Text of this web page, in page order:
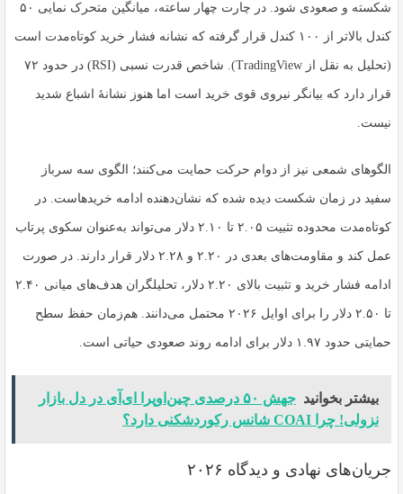
شکسته و صعودی شود. در چارت چهار ساعته، میانگین متحرک نمایی ۵۰
کندل بالاتر از ۱۰۰ کندل قرار گرفته که نشانه فشار خرید کوتاه‌مدت است
(تحلیل به نقل از TradingView). شاخص قدرت نسبی (RSI) در حدود ۷۲
قرار دارد که بیانگر نیروی قوی خرید است اما هنوز نشانهٔ اشباع شدید
نیست.
الگوهای شمعی نیز از دوام حرکت حمایت می‌کنند؛ الگوی سه سرباز
سفید در زمان شکست دیده شده که نشان‌دهنده ادامه خریدهاست. در
کوتاه‌مدت محدوده تثبیت ۲.۰۵ تا ۲.۱۰ دلار می‌تواند به‌عنوان سکوی پرتاب
عمل کند و مقاومت‌های بعدی در ۲.۲۰ و ۲.۲۸ دلار قرار دارند. در صورت
ادامه فشار خرید و تثبیت بالای ۲.۲۰ دلار، تحلیلگران هدف‌های میانی ۲.۴۰
تا ۲.۵۰ دلار را برای اوایل ۲۰۲۶ محتمل می‌دانند. هم‌زمان حفظ سطح
حمایتی حدود ۱.۹۷ دلار برای ادامه روند صعودی حیاتی است.
بیشتر بخوانید
جهش ۵۰ درصدی چین‌اوپرا ای‌آی در دل بازار
نزولی! چرا COAI شانس رکوردشکنی دارد؟
جریان‌های نهادی و دیدگاه ۲۰۲۶